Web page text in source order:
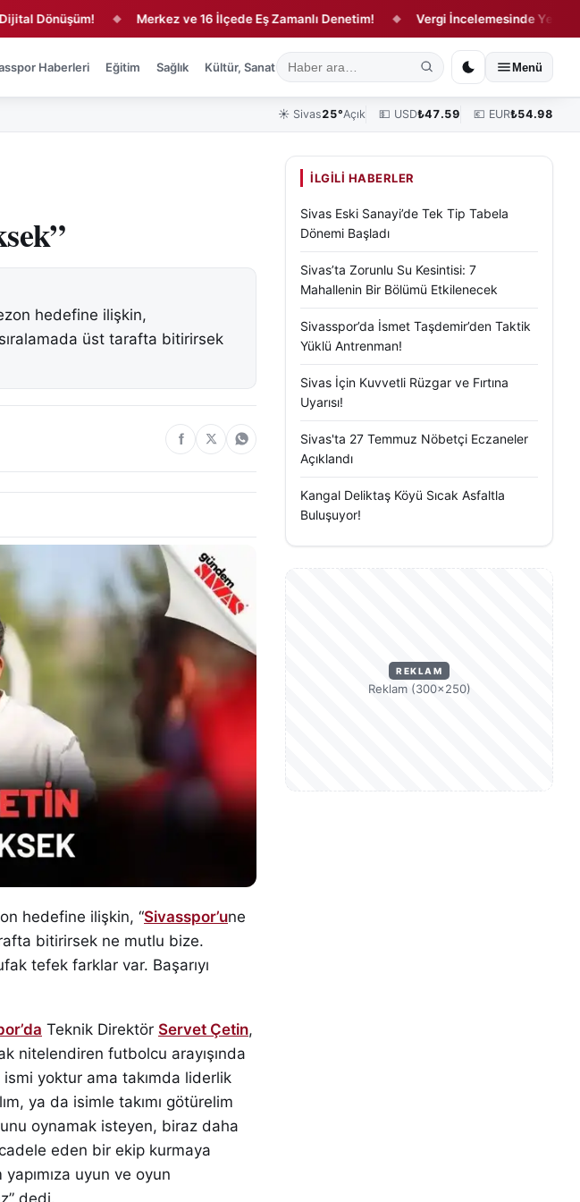
◆ Merkez ve 16 İlçede Eş Zamanlı Denetim! ◆ Vergi İncelemesinde Yeni Dönem!
Haberleri Eğitim Sağlık Kültür, Sanat ve Tarih Yaşam Sivas Vefat Edenler Köşe
Menü
☀️ Sivas25°Açık 💵 USD₺47.59 💶 EUR₺54.98
hedefine ilişkin,
üst tarafta bitirirsek
hedefine ilişkin, “Sivasspor’une
bitirirsek ne mutlu bize.
tefek farklar var. Başarıyı
Teknik Direktör Servet Çetin,
nitelendiren futbolcu arayışında
ismi yoktur ama takımda liderlik
ya da isimle takımı götürelim
oynamak isteyen, biraz daha
eden bir ekip kurmaya
yapımıza uyun ve oyun
dedi.
İLGILI HABERLER
Sivas Eski Sanayi’de Tek Tip Tabela
Dönemi Başladı
Sivas’ta Zorunlu Su Kesintisi: 7
Mahallenin Bir Bölümü Etkilenecek
Sivasspor’da İsmet Taşdemir’den Taktik
Yüklü Antrenman!
Sivas İçin Kuvvetli Rüzgar ve Fırtına
Uyarısı!
Sivas'ta 27 Temmuz Nöbetçi Eczaneler
Açıklandı
Kangal Deliktaş Köyü Sıcak Asfaltla
Buluşuyor!
REKLAM
Reklam (300×250)